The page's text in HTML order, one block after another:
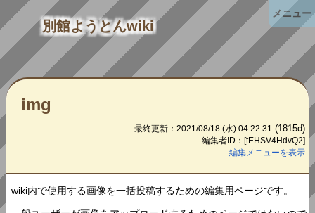
別館ようとんwiki
img
最終更新：2021/08/18 (水) 04:22:31 (1815d)
編集者ID：[tEHSV4HdvQ2]
編集メニューを表示
wiki内で使用する画像を一括投稿するための編集用ページです。
メニュー